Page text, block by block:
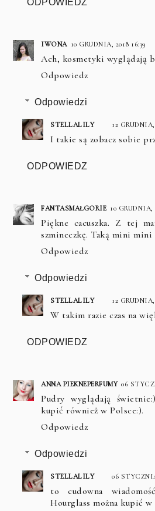
IWONA 10 GRUDNIA, 2018 16:39
Ach, kosmetyki wyglądają
Odpowiedz
Odpowiedzi
STELLALILY 12 GRUDNIA,
I takie są zobacz sobie
ODPOWIEDZ
FANTASMAŁGORIE 10 GRUDNIA,
Piękne cacuszka. Z tej
szmineczkę. Taką mini mini
Odpowiedz
Odpowiedzi
STELLALILY 12 GRUDNIA,
W takim razie czas na
ODPOWIEDZ
ANNA PIEKNEPERFUMY 06
Pudry wyglądają
kupić również w Polsce:).
Odpowiedz
Odpowiedzi
STELLALILY 06
to cudowna
Hourglass można kupić w